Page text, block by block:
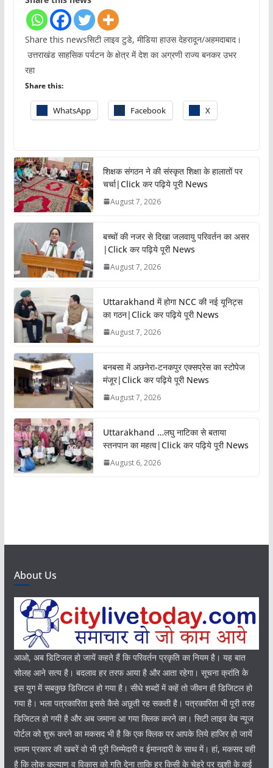
Share this newsसिटी लाइव टुडे, मीडिया हाउस देहरादून/अहमदाबाद।
उत्तराखंड साहसिक पर्यटन के क्षेत्र में देश का अग्रणी राज्य बनकर उभर
रहा
Share this:
WhatsApp Facebook X
शिक्षक संगठन ने की संस्कृत शिक्षा के हालातों पर
चर्चा|Click कर पढ़िये पूरी News
August 7, 2026
बच्चों की नजर से दिखा जलवायु परिवर्तन का असर
|Click कर पढ़िये पूरी News
August 7, 2026
Uttarakhand में होगा NCC की नई यूनिट्स
का गठन|Click कर पढ़िये पूरी News
August 7, 2026
बनबसा में अछनेरा-टनकपुर एक्सप्रेस का स्टोपेज
मंजूर|Click कर पढ़िये पूरी News
August 7, 2026
Uttarakhand …लघु नाटिका से बताया
स्तनपान का महत्व|Click कर पढ़िये पूरी News
August 6, 2026
About Us
आओ, अब डिटिजल हो जायें कहते हैं कि परिवर्तन प्रकृति का नियम है। यह बात
सोलह आने सत्य है। बदलाव हर तरफ आया है और आता रहेगा। सूचना क्रांति के
इस युग में सबकुछ डिजिटल हो गया है। सीधे शब्दों में कहें तो जीवन ही डिजिटल हो
गया है। भला पत्रकारिता इससे कैसे अछूती रह सकती है। पत्रकारिता भी पूरी तरह
डिजिटल हो गयी है और अब जमाना आ गया क्लिक करने का। सिटी लाइव वेब न्यूज
पोर्टल को शुरू करने का मकसद भी है कि एक क्लिक पर आपके लिये हाजिर हो जायें
तमाम प्रकार की खबरें वो भी पूरी जिम्मेदारी व ईमानदारी के साथ में। हां, मकसद वही
है कि लोक कल्याण व विकास को गति देना ताकि हर किसी के चेहरे पर खुशी के कई